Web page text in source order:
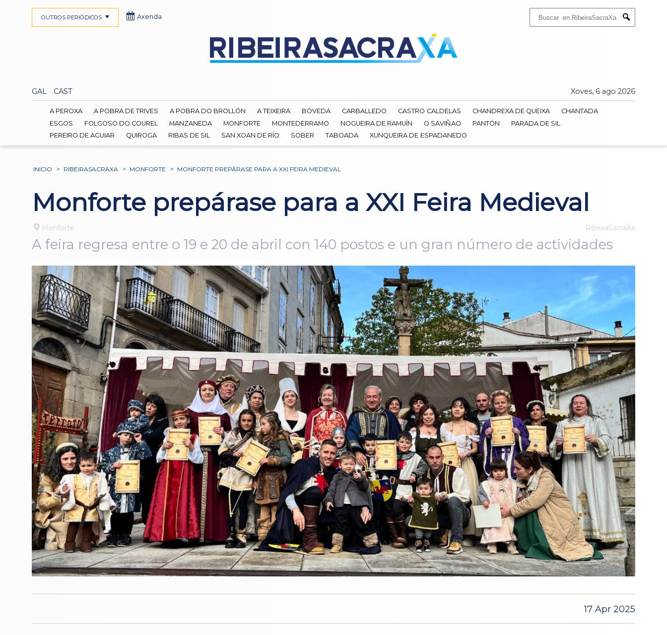
Submit
GAL CAST Xoves, 6 ago 2026
OUTROS PERIÓDICOS Axenda
A PEROXA A POBRA DE TRIVES A POBRA DO BROLLÓN A TEIXEIRA BÓVEDA CARBALLEDO CASTRO CALDELAS CHANDREXA DE QUEIXA
CHANTADA
ESGOS
FOLGOSO DO COUREL MANZANEDA MONFORTE MONTEDERRAMO NOGUEIRA DE RAMUÍN O SAVIÑAO PANTÓN
PARADA DE SIL
PEREIRO DE AGUIAR
QUIROGA RIBAS DE SIL SAN XOAN DE RÍO SOBER TABOADA XUNQUEIRA DE ESPADANEDO
INICIO > RIBEIRASACRAXA > MONFORTE > MONFORTE PREPÁRASE PARA A XXI FEIRA MEDIEVAL
Monforte prepárase para a XXI Feira Medieval
Monforte RibeiraSacraXa
A feira regresa entre o 19 e 20 de abril con 140 postos e un gran número de actividades
17 Apr 2025